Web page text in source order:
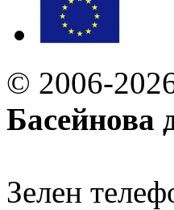
© 2006-
Басейнова
Зелен